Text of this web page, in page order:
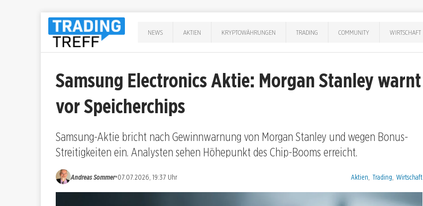
NEWS AKTIEN KRYPTOWÄHRUNGEN TRADING COMMUNITY WIRTSCHAFT
Samsung Electronics Aktie: Morgan Stanley warnt
vor Speicherchips
Samsung-Aktie bricht nach Gewinnwarnung von Morgan Stanley und wegen Bonus-
Streitigkeiten ein. Analysten sehen Höhepunkt des Chip-Booms erreicht.
Andreas Sommer•07.07.2026, 19:37 Uhr Kategorien:
Aktien Trading Wirtschaft